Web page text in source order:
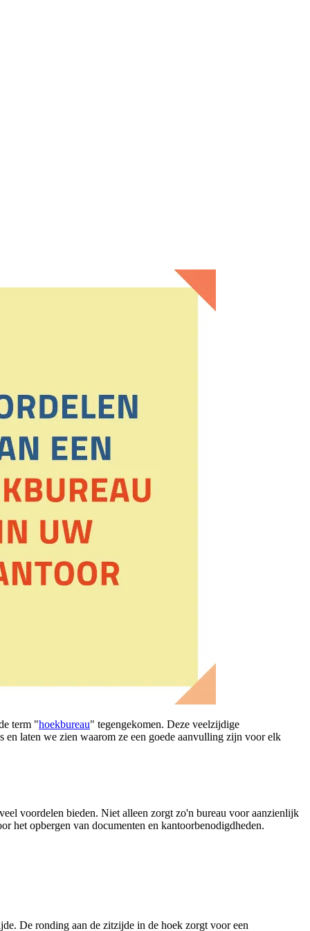
term "hoekbureau" tegengekomen. Deze veelzijdige
laten we zien waarom ze een goede aanvulling zijn voor elk
voordelen bieden. Niet alleen zorgt zo'n bureau voor aanzienlijk
het opbergen van documenten en kantoorbenodigdheden.
De ronding aan de zitzijde in de hoek zorgt voor een